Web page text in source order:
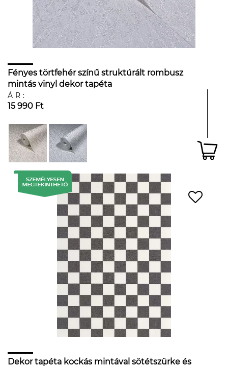
Fényes törtfehér színű struktúrált rombusz
mintás vinyl dekor tapéta
ÁR:
15 990 Ft
Dekor tapéta kockás mintával sötétszürke és